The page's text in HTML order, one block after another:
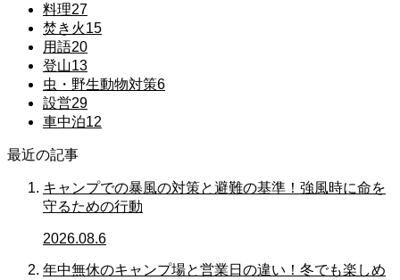
料理27
焚き火15
用語20
登山13
虫・野生動物対策6
設営29
車中泊12
最近の記事
キャンプでの暴風の対策と避難の基準！強風時に命を
守るための行動
2026.08.6
年中無休のキャンプ場と営業日の違い！冬でも楽しめ